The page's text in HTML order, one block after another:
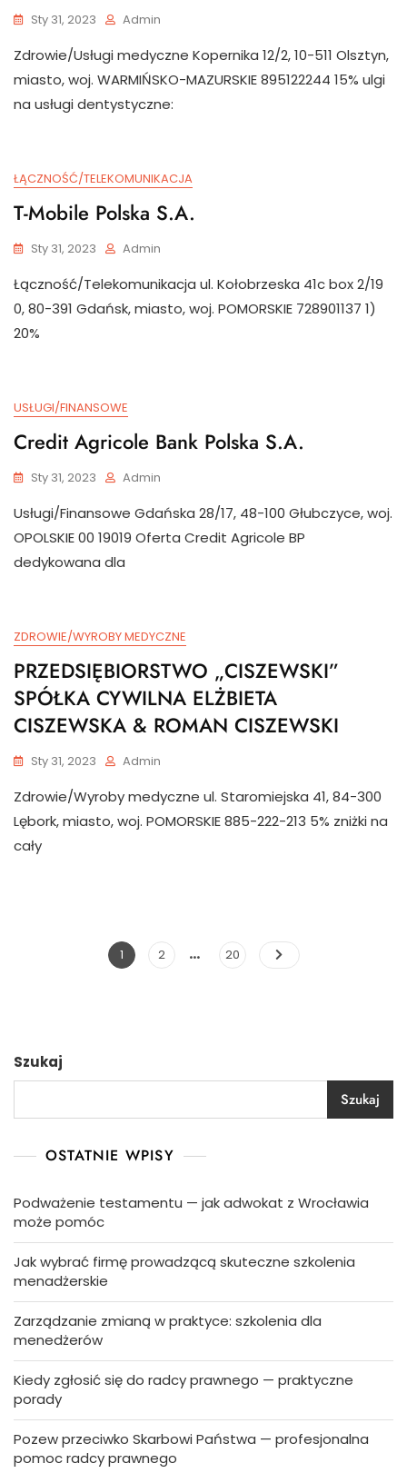
Sty 31, 2023 Admin
Zdrowie/Usługi medyczne Kopernika 12/2, 10-511 Olsztyn,
miasto, woj. WARMIŃSKO-MAZURSKIE 895122244 15% ulgi
na usługi dentystyczne:
ŁĄCZNOŚĆ/TELEKOMUNIKACJA
T-Mobile Polska S.A.
Sty 31, 2023 Admin
Łączność/Telekomunikacja ul. Kołobrzeska 41c box 2/19
0, 80-391 Gdańsk, miasto, woj. POMORSKIE 728901137 1)
20%
USŁUGI/FINANSOWE
Credit Agricole Bank Polska S.A.
Sty 31, 2023 Admin
Usługi/Finansowe Gdańska 28/17, 48-100 Głubczyce, woj.
OPOLSKIE 00 19019 Oferta Credit Agricole BP
dedykowana dla
ZDROWIE/WYROBY MEDYCZNE
PRZEDSIĘBIORSTWO „CISZEWSKI”
SPÓŁKA CYWILNA ELŻBIETA
CISZEWSKA & ROMAN CISZEWSKI
Sty 31, 2023 Admin
Zdrowie/Wyroby medyczne ul. Staromiejska 41, 84-300
Lębork, miasto, woj. POMORSKIE 885-222-213 5% zniżki na
cały
Stronicowanie
Page
1 Page
2 … Page
20
Szukaj
Szukaj
OSTATNIE WPISY
Podważenie testamentu — jak adwokat z Wrocławia
może pomóc
Jak wybrać firmę prowadzącą skuteczne szkolenia
menadżerskie
Zarządzanie zmianą w praktyce: szkolenia dla
menedżerów
Kiedy zgłosić się do radcy prawnego — praktyczne
porady
Pozew przeciwko Skarbowi Państwa — profesjonalna
pomoc radcy prawnego